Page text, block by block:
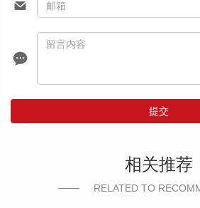
提交
相关推荐
RELATED TO